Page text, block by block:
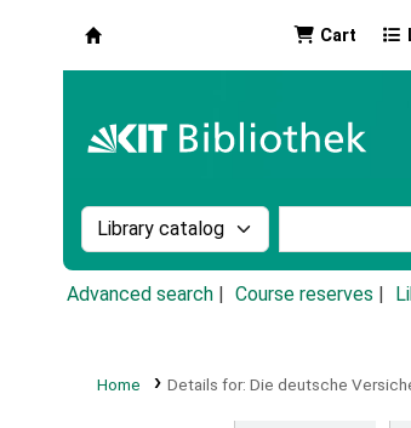
Cart
Search the catalog by:
Advanced search Course reserves
Home Details for: Die deutsche